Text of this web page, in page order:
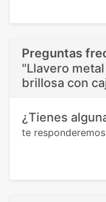
Preguntas
"Llavero
brillosa con
¿Tienes
te